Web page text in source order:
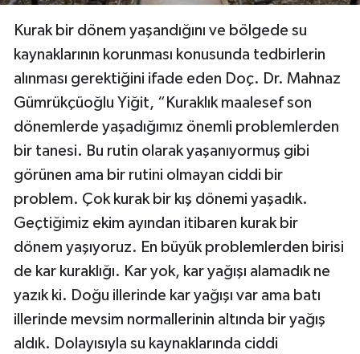
Kurak bir dönem yaşandığını ve bölgede su
kaynaklarının korunması konusunda tedbirlerin
alınması gerektiğini ifade eden Doç. Dr. Mahnaz
Gümrükçüoğlu Yiğit, “Kuraklık maalesef son
dönemlerde yaşadığımız önemli problemlerden
bir tanesi. Bu rutin olarak yaşanıyormuş gibi
görünen ama bir rutini olmayan ciddi bir
problem. Çok kurak bir kış dönemi yaşadık.
Geçtiğimiz ekim ayından itibaren kurak bir
dönem yaşıyoruz. En büyük problemlerden birisi
de kar kuraklığı. Kar yok, kar yağışı alamadık ne
yazık ki. Doğu illerinde kar yağışı var ama batı
illerinde mevsim normallerinin altında bir yağış
aldık. Dolayısıyla su kaynaklarında ciddi